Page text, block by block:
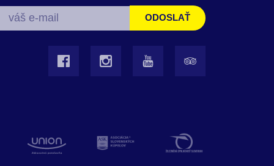
ODOSLAŤ